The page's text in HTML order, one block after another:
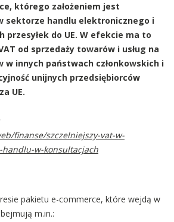
którego założeniem jest
sektorze handlu elektronicznego i
przesyłek do UE. W efekcie ma to
od sprzedaży towarów i usług na
w innych państwach członkowskich i
unijnych przedsiębiorców
UE.
finanse/szczelniejszy-vat-w-
w-konsultacjach
pakietu e-commerce, które wejdą w
m.in.: